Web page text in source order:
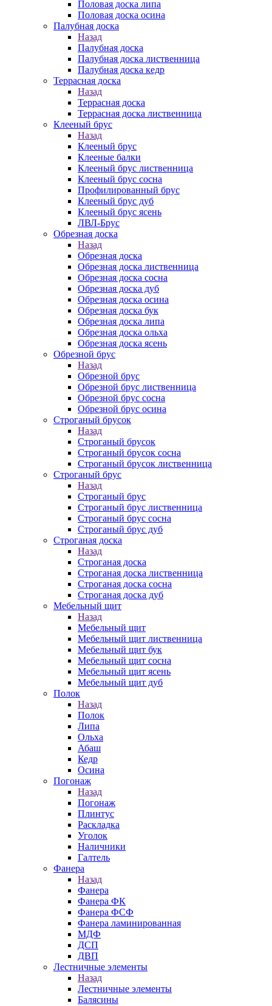
Половая доска липа
Половая доска осина
Палубная доска
Назад
Палубная доска
Палубная доска лиственница
Палубная доска кедр
Террасная доска
Назад
Террасная доска
Террасная доска лиственница
Клееный брус
Назад
Клееный брус
Клееные балки
Клееный брус лиственница
Клееный брус сосна
Профилированный брус
Клееный брус дуб
Клееный брус ясень
ЛВЛ-Брус
Обрезная доска
Назад
Обрезная доска
Обрезная доска лиственница
Обрезная доска сосна
Обрезная доска дуб
Обрезная доска осина
Обрезная доска бук
Обрезная доска липа
Обрезная доска ольха
Обрезная доска ясень
Обрезной брус
Назад
Обрезной брус
Обрезной брус лиственница
Обрезной брус сосна
Обрезной брус осина
Строганый брусок
Назад
Строганый брусок
Строганый брусок сосна
Строганый брусок лиственница
Строганый брус
Назад
Строганый брус
Строганый брус лиственница
Строганый брус сосна
Строганый брус дуб
Строганая доска
Назад
Строганая доска
Строганая доска лиственница
Строганая доска сосна
Строганая доска дуб
Мебельный щит
Назад
Мебельный щит
Мебельный щит лиственница
Мебельный щит бук
Мебельный щит сосна
Мебельный щит ясень
Мебельный щит дуб
Полок
Назад
Полок
Липа
Ольха
Абаш
Кедр
Осина
Погонаж
Назад
Погонаж
Плинтус
Раскладка
Уголок
Наличники
Галтель
Фанера
Назад
Фанера
Фанера ФК
Фанера ФСФ
Фанера ламинированная
МДФ
ДСП
ДВП
Лестничные элементы
Назад
Лестничные элементы
Балясины